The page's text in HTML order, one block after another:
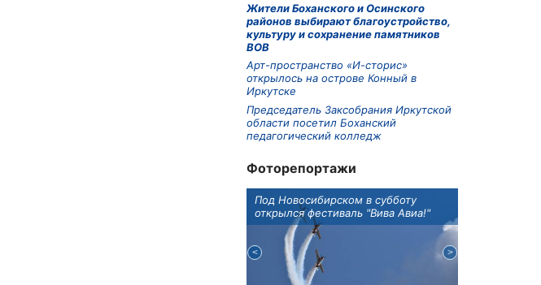
Жители Боханского и Осинского
районов выбирают благоустройство,
культуру и сохранение памятников
ВОВ
Арт-пространство «И-сторис»
открылось на острове Конный в
Иркутске
Председатель Заксобрания Иркутской
области посетил Боханский
педагогический колледж
Фоторепортажи
Под Новосибирском в субботу
открылся фестиваль "Вива Авиа!"